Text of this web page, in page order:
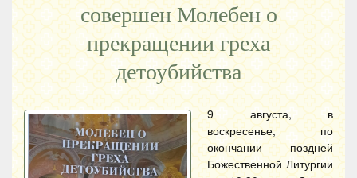
совершен Молебен о
прекращении греха
детоубийства
9 августа, в
воскресенье, по
окончании поздней
Божественной Литургии